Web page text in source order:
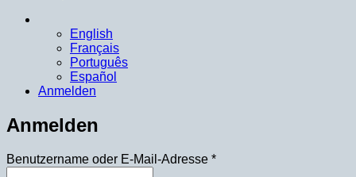
English
Français
Português
Español
Anmelden
Anmelden
Benutzername oder E-Mail-Adresse *Erforderlich